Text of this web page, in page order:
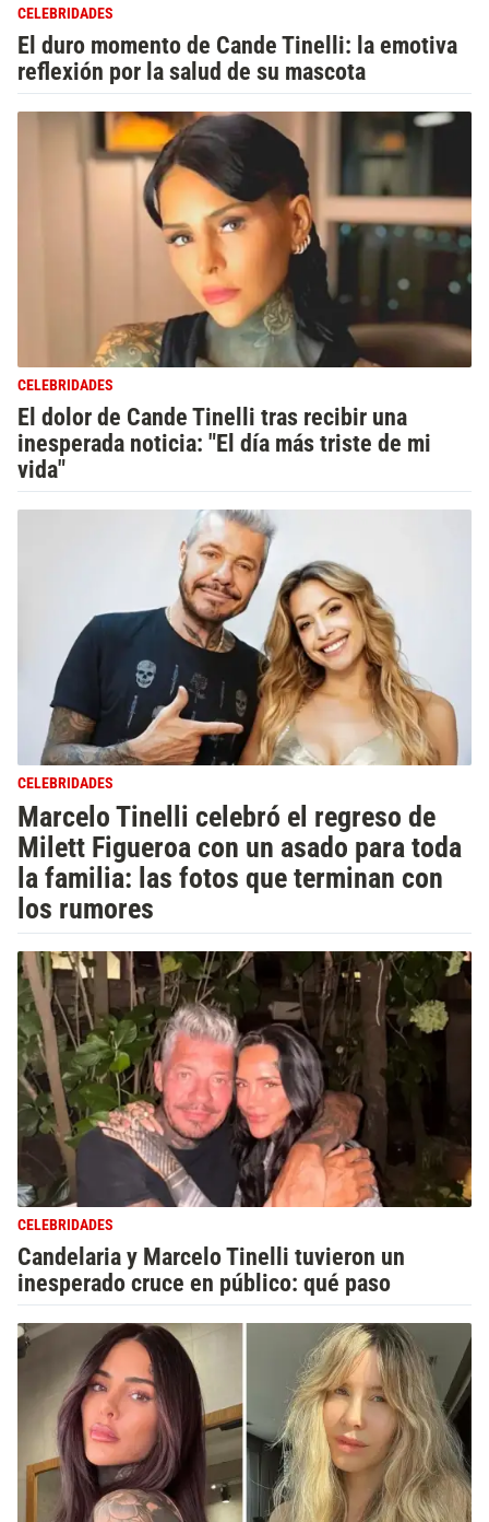
CELEBRIDADES
El duro momento de Cande Tinelli: la emotiva
reflexión por la salud de su mascota
CELEBRIDADES
El dolor de Cande Tinelli tras recibir una
inesperada noticia: "El día más triste de mi
vida"
CELEBRIDADES
Marcelo Tinelli celebró el regreso de
Milett Figueroa con un asado para toda
la familia: las fotos que terminan con
los rumores
CELEBRIDADES
Candelaria y Marcelo Tinelli tuvieron un
inesperado cruce en público: qué paso